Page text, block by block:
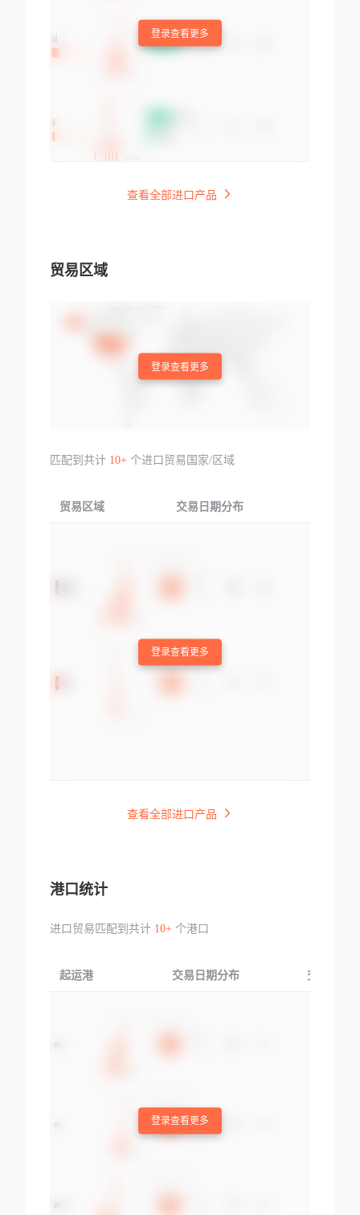
登录查看更多
查看全部进口产品
贸易区域
登录查看更多
匹配到共计 10+个进口贸易国家/区域
贸易区域 交易日期分布
登录查看更多
查看全部进口产品
港口统计
进口贸易匹配到共计 10+个港口
起运港 交易日期分布 交易产品
登录查看更多